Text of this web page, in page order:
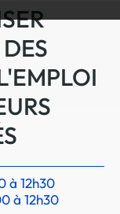
à 12h30
à 12h30